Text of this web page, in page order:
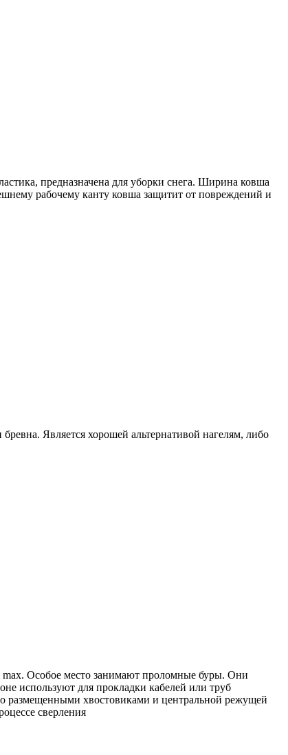
предназначена для уборки снега. Ширина ковша
рабочему канту ковша защитит от повреждений и
Является хорошей альтернативой нагелям, либо
Особое место занимают проломные буры. Они
используют для прокладки кабелей или труб
размещенными хвостовиками и центральной режущей
сверления